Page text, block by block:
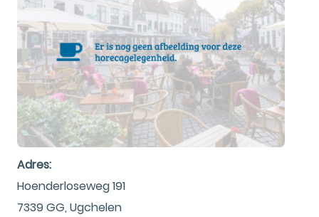
Adres:
Hoenderloseweg 191
7339 GG, Ugchelen